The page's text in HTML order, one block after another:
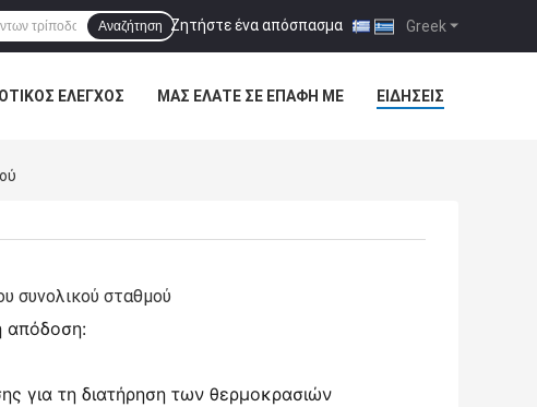
Greek
Ζητήστε ένα απόσπασμα |
Αναζήτηση
ΈΛΕΓΧΟΣ ΜΑΣ ΕΛΆΤΕ ΣΕ ΕΠΑΦΉ ΜΕ ΕΙΔΉΣΕΙΣ
συνολικού σταθμού
απόδοση:
για τη διατήρηση των θερμοκρασιών